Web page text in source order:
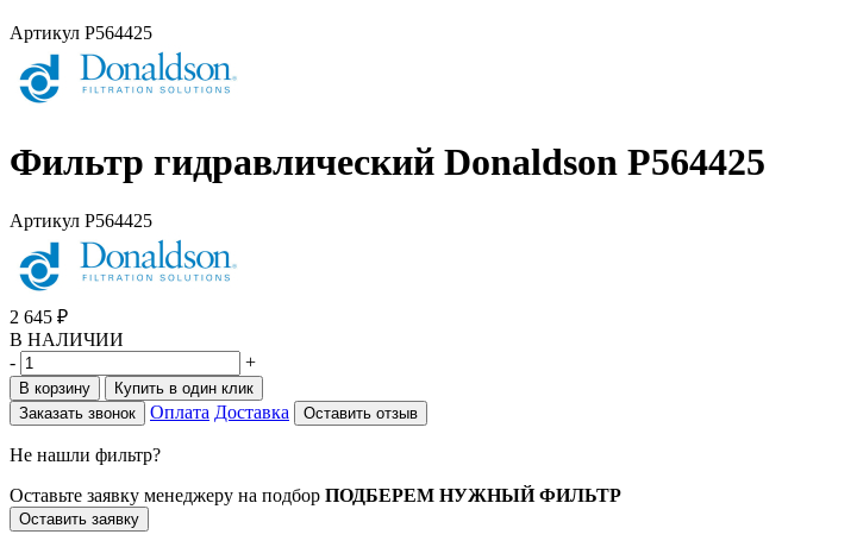
Артикул P564425
Фильтр гидравлический Donaldson P564425
Артикул P564425
2 645 ₽
В НАЛИЧИИ
-
+
В корзину
Купить в один клик
Заказать звонок
Оплата Доставка Оставить отзыв
Не нашли фильтр?
Оставьте заявку менеджеру на подбор ПОДБЕРЕМ НУЖНЫЙ ФИЛЬТР
Оставить заявку